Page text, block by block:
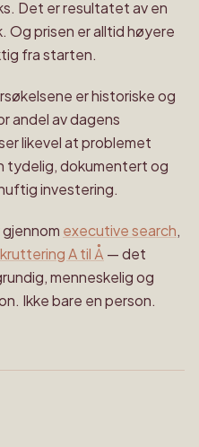
Det er resultatet av en
Og prisen er alltid høyere
fra starten.
er historiske og
andel av dagens
likevel at problemet
tydelig, dokumentert og
investering.
executive search,
A til Å — det
menneskelig og
Ikke bare en person.